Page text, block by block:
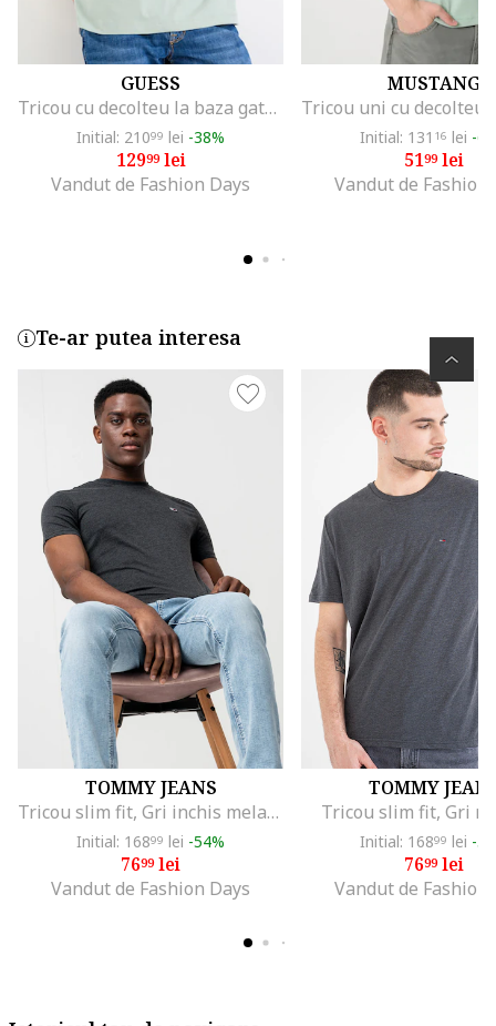
GUESS
Tricou cu decolteu la baza gatului si logo, Verde pal
Initial: 21099 lei -38%
12999lei
Vandut de Fashion Days
MUSTANG
Initial: 131 16 lei -
5199lei
Vandut de Fashion
Te-ar putea interesa
TOMMY JEANS
Tricou slim fit, Gri inchis melange
Initial: 16899 lei -54%
7699lei
Vandut de Fashion Days
TOMMY
Tricou slim fit, Gri
Initial: 16899 lei -
7699lei
Vandut de Fashion